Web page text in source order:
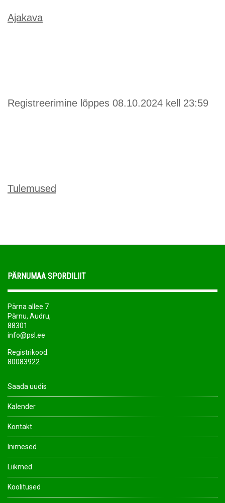
Ajakava
Registreerimine lõppes 08.10.2024 kell 23:59
Tulemused
PÄRNUMAA SPORDILIIT
Pärna allee 7
Pärnu, Audru,
88301
info@psl.ee
Registrikood:
80083922
Saada uudis
Kalender
Kontakt
Inimesed
Liikmed
Koolitused